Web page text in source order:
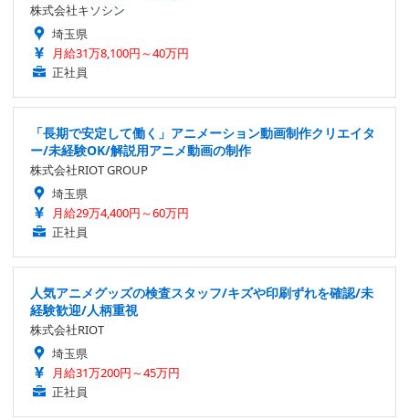
株式会社キソシン
埼玉県
月給31万8,100円～40万円
正社員
「長期で安定して働く」アニメーション動画制作クリエイタ
ー/未経験OK/解説用アニメ動画の制作
株式会社RIOT GROUP
埼玉県
月給29万4,400円～60万円
正社員
人気アニメグッズの検査スタッフ/キズや印刷ずれを確認/未
経験歓迎/人柄重視
株式会社RIOT
埼玉県
月給31万200円～45万円
正社員